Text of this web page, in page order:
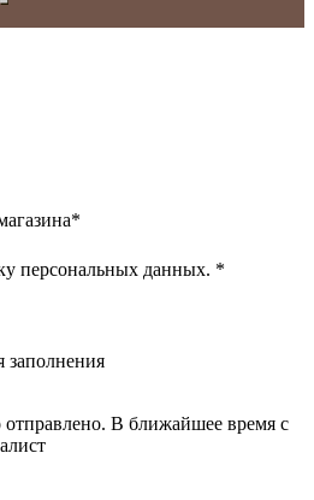
*
персональных данных. *
заполнения
В ближайшее время с